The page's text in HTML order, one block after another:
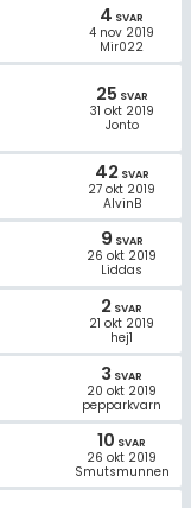
4 SVAR
4 nov 2019
Mir022
25 SVAR
31 okt 2019
Jonto
42 SVAR
27 okt 2019
AlvinB
9 SVAR
26 okt 2019
Liddas
2 SVAR
21 okt 2019
hej1
3 SVAR
20 okt 2019
pepparkvarn
10 SVAR
26 okt 2019
Smutsmunnen